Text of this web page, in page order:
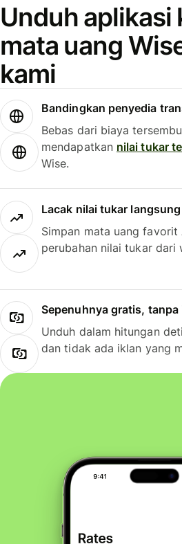
Unduh aplikasi
mata uang
kami
Bandingkan penyedia
Bebas dari biaya
mendapatkan nilai tukar
Wise.
Lacak nilai tukar langsung
Simpan mata uang
perubahan nilai tukar dari
Sepenuhnya gratis, tanpa
Unduh dalam hitungan
dan tidak ada iklan yang